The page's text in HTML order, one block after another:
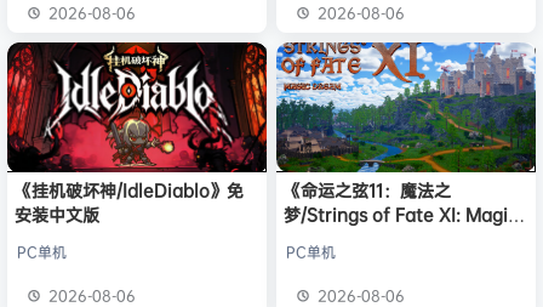
2026-08-06 2026-08-06
《挂机破坏神/IdleDiablo》免
安装中文版
PC单机
2026-08-06
《命运之弦11：魔法之
梦/Strings of Fate XI: Magic
PC单机
2026-08-06